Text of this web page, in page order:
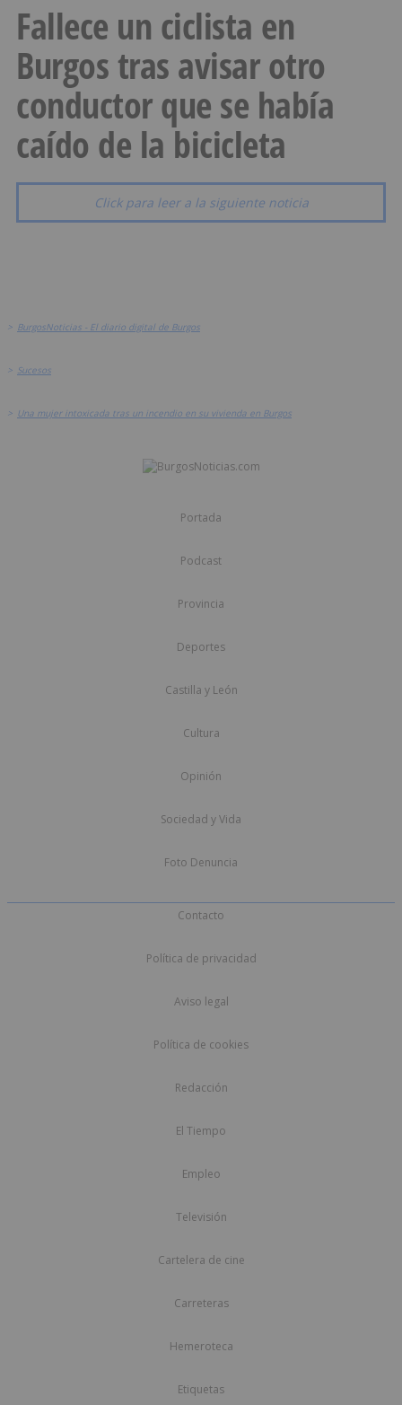
Fallece un ciclista en
Burgos tras avisar otro
conductor que se había
caído de la bicicleta
Click para leer a la siguiente noticia
> BurgosNoticias - El diario digital de Burgos
> Sucesos
> Una mujer intoxicada tras un incendio en su vivienda en Burgos
Portada
Podcast
Provincia
Deportes
Castilla y León
Cultura
Opinión
Sociedad y Vida
Foto Denuncia
Contacto
Política de privacidad
Aviso legal
Política de cookies
Redacción
El Tiempo
Empleo
Televisión
Cartelera de cine
Carreteras
Hemeroteca
Etiquetas